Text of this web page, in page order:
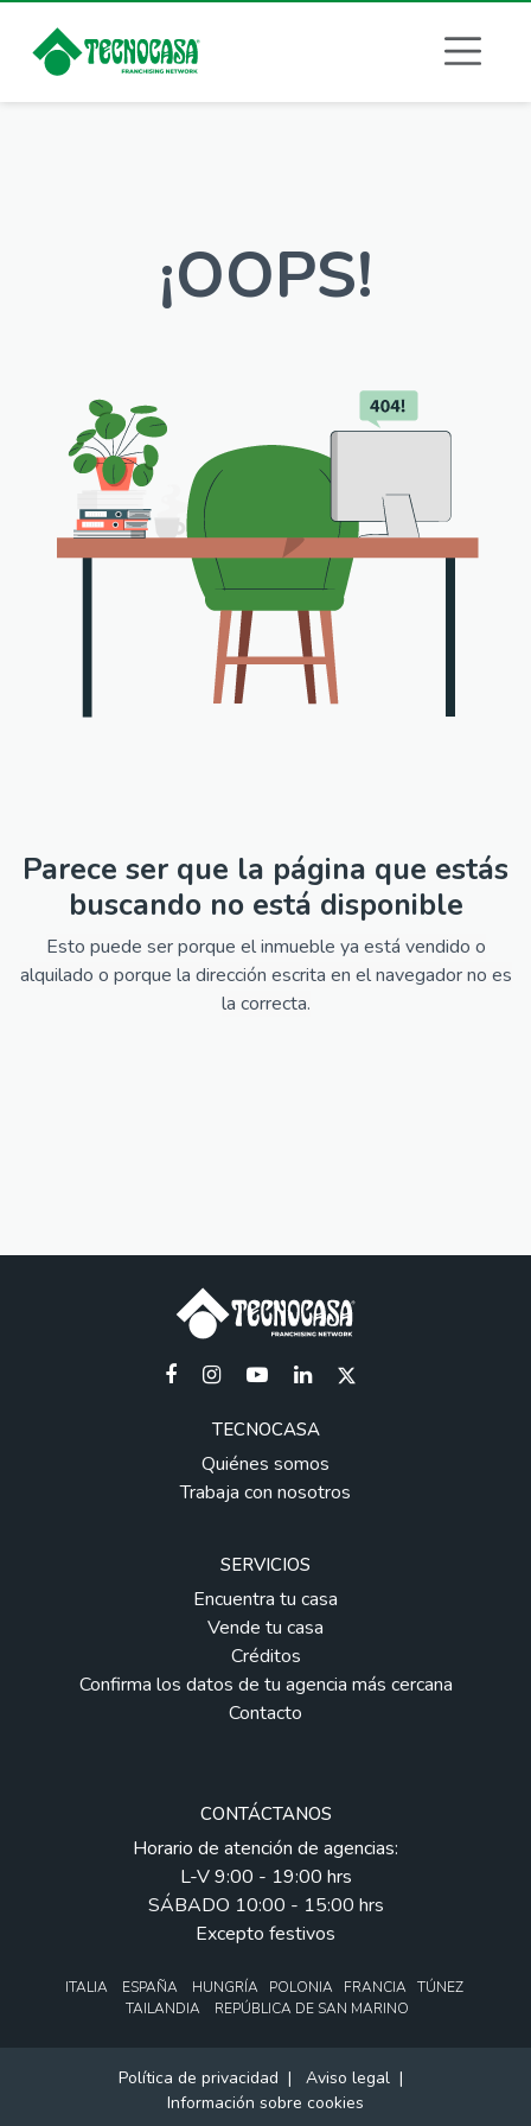
¡OOPS!
Parece ser que la página que estás
buscando no está disponible
Esto puede ser porque el inmueble ya está vendido o
alquilado o porque la dirección escrita en el navegador no es
la correcta.
TECNOCASA
Quiénes somos
Trabaja con nosotros
SERVICIOS
Encuentra tu casa
Vende tu casa
Créditos
Confirma los datos de tu agencia más cercana
Contacto
CONTÁCTANOS
Horario de atención de agencias:
L-V 9:00 - 19:00 hrs
SÁBADO 10:00 - 15:00 hrs
Excepto festivos
ITALIA ESPAÑA HUNGRÍA POLONIA FRANCIA TÚNEZ
TAILANDIA REPÚBLICA DE SAN MARINO
Política de privacidad | Aviso legal |
Información sobre cookies